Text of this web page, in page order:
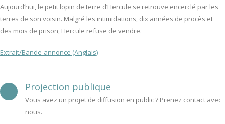
Aujourd’hui, le petit lopin de terre d’Hercule se retrouve encerclé par les
terres de son voisin. Malgré les intimidations, dix années de procès et
des mois de prison, Hercule refuse de vendre.
Extrait/Bande-annonce (Anglais)
Projection publique
Vous avez un projet de diffusion en public ? Prenez contact avec
nous.